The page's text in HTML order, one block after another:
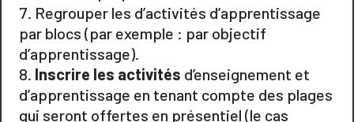
Regrouper les d’activités d’apprentissage
par blocs (par exemple : par objectif
d’apprentissage).
Inscrire les activités d’enseignement et
d’apprentissage en tenant compte des plages
qui seront offertes en présentiel (le cas